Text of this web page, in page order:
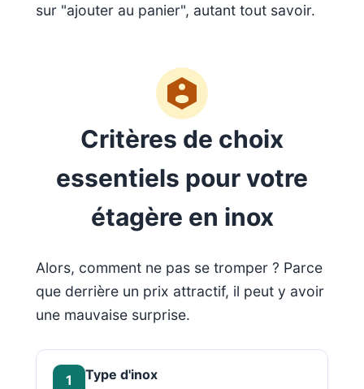
sur "ajouter au panier", autant tout savoir.
Critères de choix
essentiels pour votre
étagère en inox
Alors, comment ne pas se tromper ? Parce
que derrière un prix attractif, il peut y avoir
une mauvaise surprise.
1 Type d'inox